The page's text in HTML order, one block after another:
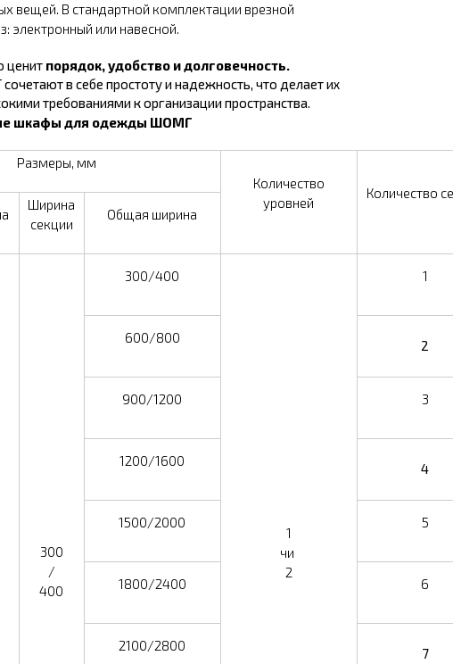
вещей. В стандартной комплектации врезной
электронный или навесной.
ценит порядок, удобство и долговечность.
в себе простоту и надежность, что делает их
требованиями к организации пространства.
шкафы для одежды ШОМГ
Размеры, мм
Количество
уровней
Количество
Ширина
секции
Общая ширина
300
/
400
300/400
1
чи
2
1
600/800 2
900/1200 3
1200/1600 4
1500/2000 5
1800/2400 6
2100/2800 7